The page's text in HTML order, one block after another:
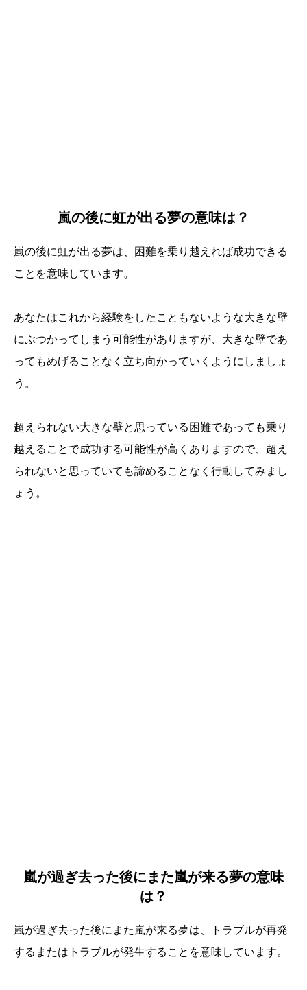
嵐の後に虹が出る夢の意味は？
嵐の後に虹が出る夢は、困難を乗り越えれば成功できる
ことを意味しています。
あなたはこれから経験をしたこともないような大きな壁
にぶつかってしまう可能性がありますが、大きな壁であ
ってもめげることなく立ち向かっていくようにしましょ
う。
超えられない大きな壁と思っている困難であっても乗り
越えることで成功する可能性が高くありますので、超え
られないと思っていても諦めることなく行動してみまし
ょう。
嵐が過ぎ去った後にまた嵐が来る夢の意味
は？
嵐が過ぎ去った後にまた嵐が来る夢は、トラブルが再発
するまたはトラブルが発生することを意味しています。